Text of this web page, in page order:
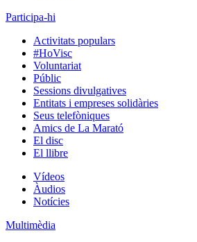
Participa-hi
Activitats populars
#HoVisc
Voluntariat
Públic
Sessions divulgatives
Entitats i empreses solidàries
Seus telefòniques
Amics de La Marató
El disc
El llibre
Vídeos
Àudios
Notícies
Multimèdia